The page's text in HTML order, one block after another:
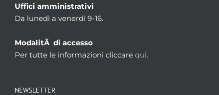
Uffici amministrativi
Da lunedì a venerdì 9-16.
ModalitÃ di accesso
Per tutte le informazioni cliccare qui.
NEWSLETTER